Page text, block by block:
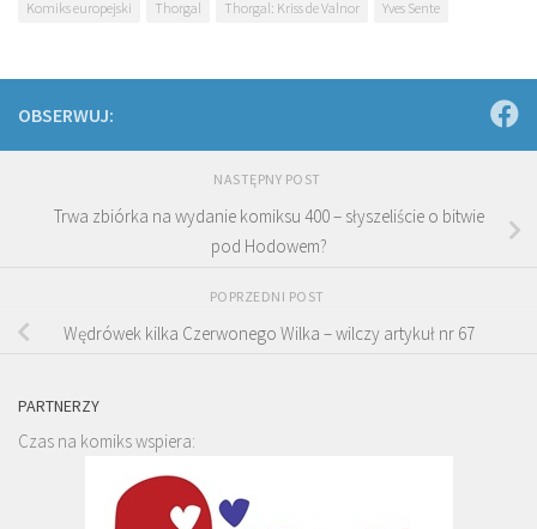
Komiks europejski Thorgal Thorgal: Kriss de Valnor Yves Sente
OBSERWUJ:
NASTĘPNY POST
Trwa zbiórka na wydanie komiksu 400 – słyszeliście o bitwie
pod Hodowem?
POPRZEDNI POST
Wędrówek kilka Czerwonego Wilka – wilczy artykuł nr 67
PARTNERZY
Czas na komiks wspiera: